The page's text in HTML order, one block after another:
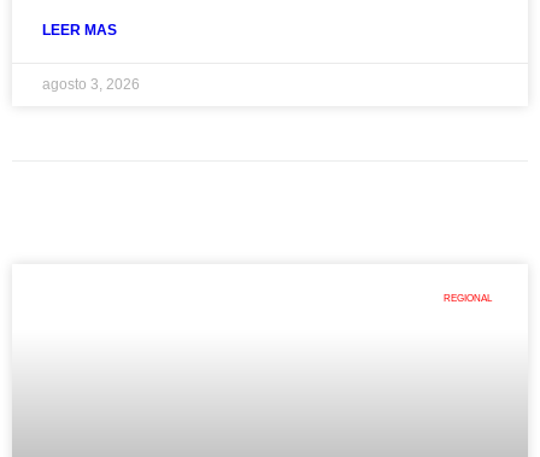
LEER MAS
agosto 3, 2026
REGIONAL